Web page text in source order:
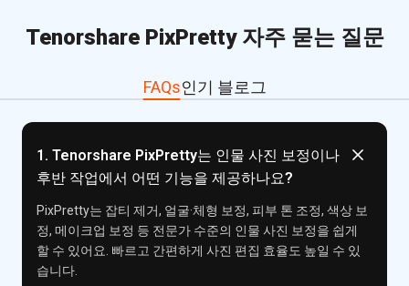
Tenorshare PixPretty 자주 묻는 질문
FAQs인기 블로그
1. Tenorshare PixPretty는 인물 사진 보정이나
후반 작업에서 어떤 기능을 제공하나요?
PixPretty는 잡티 제거, 얼굴·체형 보정, 피부 톤 조정, 색상 보
정, 메이크업 보정 등 전문가 수준의 인물 사진 보정을 쉽게
할 수 있어요. 빠르고 간편하게 사진 편집 효율도 높일 수 있
습니다.